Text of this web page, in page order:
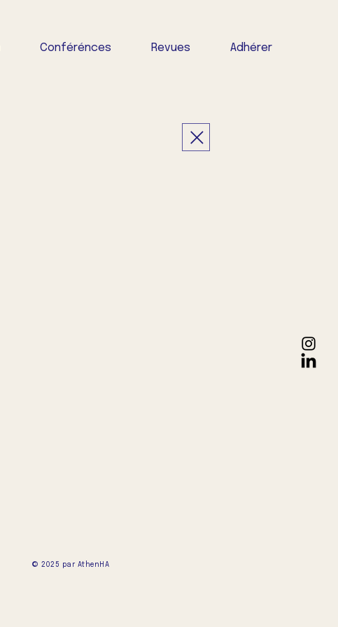
Conférénces Revues Adhérer
© 2025 par AthenHA